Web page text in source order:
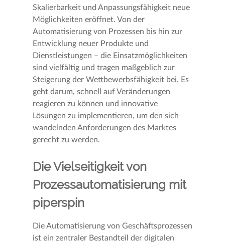
Skalierbarkeit und Anpassungsfähigkeit neue
Möglichkeiten eröffnet. Von der
Automatisierung von Prozessen bis hin zur
Entwicklung neuer Produkte und
Dienstleistungen – die Einsatzmöglichkeiten
sind vielfältig und tragen maßgeblich zur
Steigerung der Wettbewerbsfähigkeit bei. Es
geht darum, schnell auf Veränderungen
reagieren zu können und innovative
Lösungen zu implementieren, um den sich
wandelnden Anforderungen des Marktes
gerecht zu werden.
Die Vielseitigkeit von
Prozessautomatisierung mit
piperspin
Die Automatisierung von Geschäftsprozessen
ist ein zentraler Bestandteil der digitalen